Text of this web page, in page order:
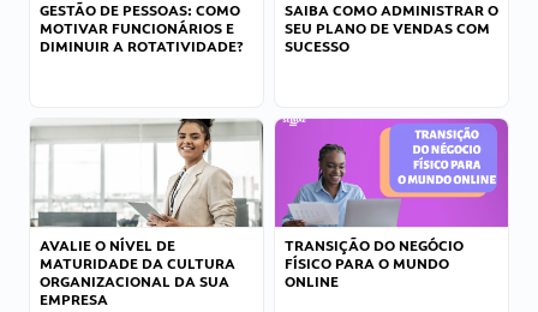
GESTÃO DE PESSOAS: COMO
MOTIVAR FUNCIONÁRIOS E
DIMINUIR A ROTATIVIDADE?
SAIBA COMO ADMINISTRAR O
SEU PLANO DE VENDAS COM
SUCESSO
AVALIE O NÍVEL DE
MATURIDADE DA CULTURA
ORGANIZACIONAL DA SUA
EMPRESA
TRANSIÇÃO DO NEGÓCIO
FÍSICO PARA O MUNDO
ONLINE